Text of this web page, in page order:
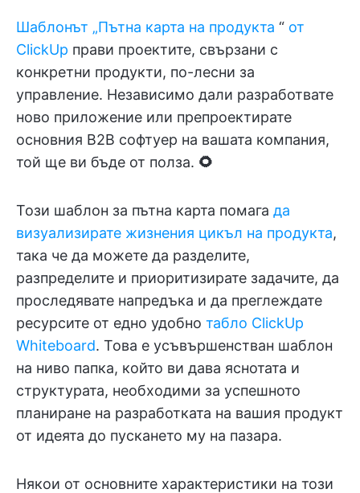
Шаблонът „Пътна карта на продукта “ от
ClickUp прави проектите, свързани с
конкретни продукти, по-лесни за
управление. Независимо дали разработвате
ново приложение или препроектирате
основния B2B софтуер на вашата компания,
той ще ви бъде от полза. 🌻
Този шаблон за пътна карта помага да
визуализирате жизнения цикъл на продукта,
така че да можете да разделите,
разпределите и приоритизирате задачите, да
проследявате напредъка и да преглеждате
ресурсите от едно удобно табло ClickUp
Whiteboard. Това е усъвършенстван шаблон
на ниво папка, който ви дава яснотата и
структурата, необходими за успешното
планиране на разработката на вашия продукт
от идеята до пускането му на пазара.
Някои от основните характеристики на този